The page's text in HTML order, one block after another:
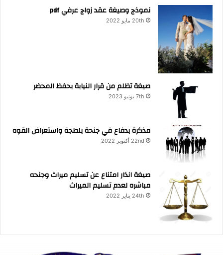
نموذج وصيغة عقد زواج عرفي pdf
20th مايو 2022
صيغة تظلم من قرار النيابة بحفظ المحضر
7th يونيو 2023
مذكرة بدفاع في جنحة بلطجة واستعراض القوه
22nd أكتوبر 2022
صيغة انذار امتناع عن تسليم ميراث وجنحه
مباشره لعدم تسليم الميراث
24th يناير 2022